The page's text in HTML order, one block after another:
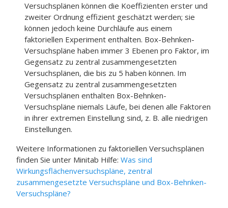
Versuchsplänen können die Koeffizienten erster und
zweiter Ordnung effizient geschätzt werden; sie
können jedoch keine Durchläufe aus einem
faktoriellen Experiment enthalten. Box-Behnken-
Versuchspläne haben immer 3 Ebenen pro Faktor, im
Gegensatz zu zentral zusammengesetzten
Versuchsplänen, die bis zu 5 haben können. Im
Gegensatz zu zentral zusammengesetzten
Versuchsplänen enthalten Box-Behnken-
Versuchspläne niemals Läufe, bei denen alle Faktoren
in ihrer extremen Einstellung sind, z. B. alle niedrigen
Einstellungen.
Weitere Informationen zu faktoriellen Versuchsplänen
finden Sie unter Minitab Hilfe: Was sind
Wirkungsflächenversuchspläne, zentral
zusammengesetzte Versuchspläne und Box-Behnken-
Versuchspläne?